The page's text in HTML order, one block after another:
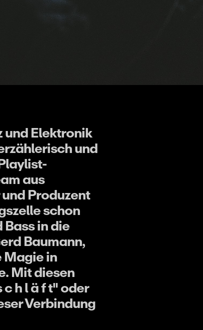
und Elektronik
und
aus
Produzent
schon
in die
Baumann,
Magie in
Mit diesen
h l ä f t" oder
Verbindung